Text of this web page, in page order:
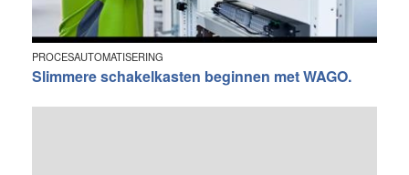
PROCESAUTOMATISERING
Slimmere schakelkasten beginnen met WAGO.